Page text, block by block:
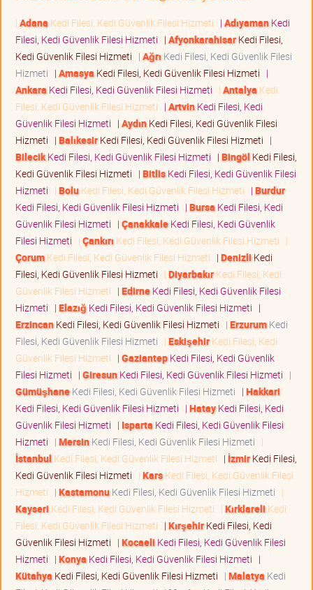
| Adana Kedi Filesi, Kedi Güvenlik Filesi Hizmeti | AdıyamanKedi
Filesi, Kedi Güvenlik Filesi Hizmeti | AfyonkarahisarKedi Filesi,
Kedi Güvenlik Filesi Hizmeti | Ağrı Kedi Filesi, Kedi Güvenlik Filesi
Hizmeti | Amasya Kedi Filesi, Kedi Güvenlik Filesi Hizmeti |
Ankara Kedi Filesi, Kedi Güvenlik Filesi Hizmeti | Antalya Kedi
Filesi, Kedi Güvenlik Filesi Hizmeti | ArtvinKedi Filesi, Kedi
Güvenlik Filesi Hizmeti | AydınKedi Filesi, Kedi Güvenlik Filesi
Hizmeti | BalıkesirKedi Filesi, Kedi Güvenlik Filesi Hizmeti |
BilecikKedi Filesi, Kedi Güvenlik Filesi Hizmeti | Bingöl Kedi Filesi,
Kedi Güvenlik Filesi Hizmeti | BitlisKedi Filesi, Kedi Güvenlik Filesi
Hizmeti | BoluKedi Filesi, Kedi Güvenlik Filesi Hizmeti | Burdur
Kedi Filesi, Kedi Güvenlik Filesi Hizmeti | Bursa Kedi Filesi, Kedi
Güvenlik Filesi Hizmeti | ÇanakkaleKedi Filesi, Kedi Güvenlik
Filesi Hizmeti | Çankırı Kedi Filesi, Kedi Güvenlik Filesi Hizmeti |
ÇorumKedi Filesi, Kedi Güvenlik Filesi Hizmeti | Denizli Kedi
Filesi, Kedi Güvenlik Filesi Hizmeti | DiyarbakırKedi Filesi, Kedi
Güvenlik Filesi Hizmeti | EdirneKedi Filesi, Kedi Güvenlik Filesi
Hizmeti | Elazığ Kedi Filesi, Kedi Güvenlik Filesi Hizmeti |
ErzincanKedi Filesi, Kedi Güvenlik Filesi Hizmeti | ErzurumKedi
Filesi, Kedi Güvenlik Filesi Hizmeti | EskişehirKedi Filesi, Kedi
Güvenlik Filesi Hizmeti | GaziantepKedi Filesi, Kedi Güvenlik
Filesi Hizmeti | GiresunKedi Filesi, Kedi Güvenlik Filesi Hizmeti |
GümüşhaneKedi Filesi, Kedi Güvenlik Filesi Hizmeti | Hakkari
Kedi Filesi, Kedi Güvenlik Filesi Hizmeti | HatayKedi Filesi, Kedi
Güvenlik Filesi Hizmeti | Isparta Kedi Filesi, Kedi Güvenlik Filesi
Hizmeti | MersinKedi Filesi, Kedi Güvenlik Filesi Hizmeti |
İstanbul Kedi Filesi, Kedi Güvenlik Filesi Hizmeti | İzmirKedi Filesi,
Kedi Güvenlik Filesi Hizmeti | KarsKedi Filesi, Kedi Güvenlik Filesi
Hizmeti | KastamonuKedi Filesi, Kedi Güvenlik Filesi Hizmeti |
Kayseri Kedi Filesi, Kedi Güvenlik Filesi Hizmeti | Kırklareli Kedi
Filesi, Kedi Güvenlik Filesi Hizmeti | KırşehirKedi Filesi, Kedi
Güvenlik Filesi Hizmeti | Kocaeli Kedi Filesi, Kedi Güvenlik Filesi
Hizmeti | Konya Kedi Filesi, Kedi Güvenlik Filesi Hizmeti |
Kütahya Kedi Filesi, Kedi Güvenlik Filesi Hizmeti | Malatya Kedi